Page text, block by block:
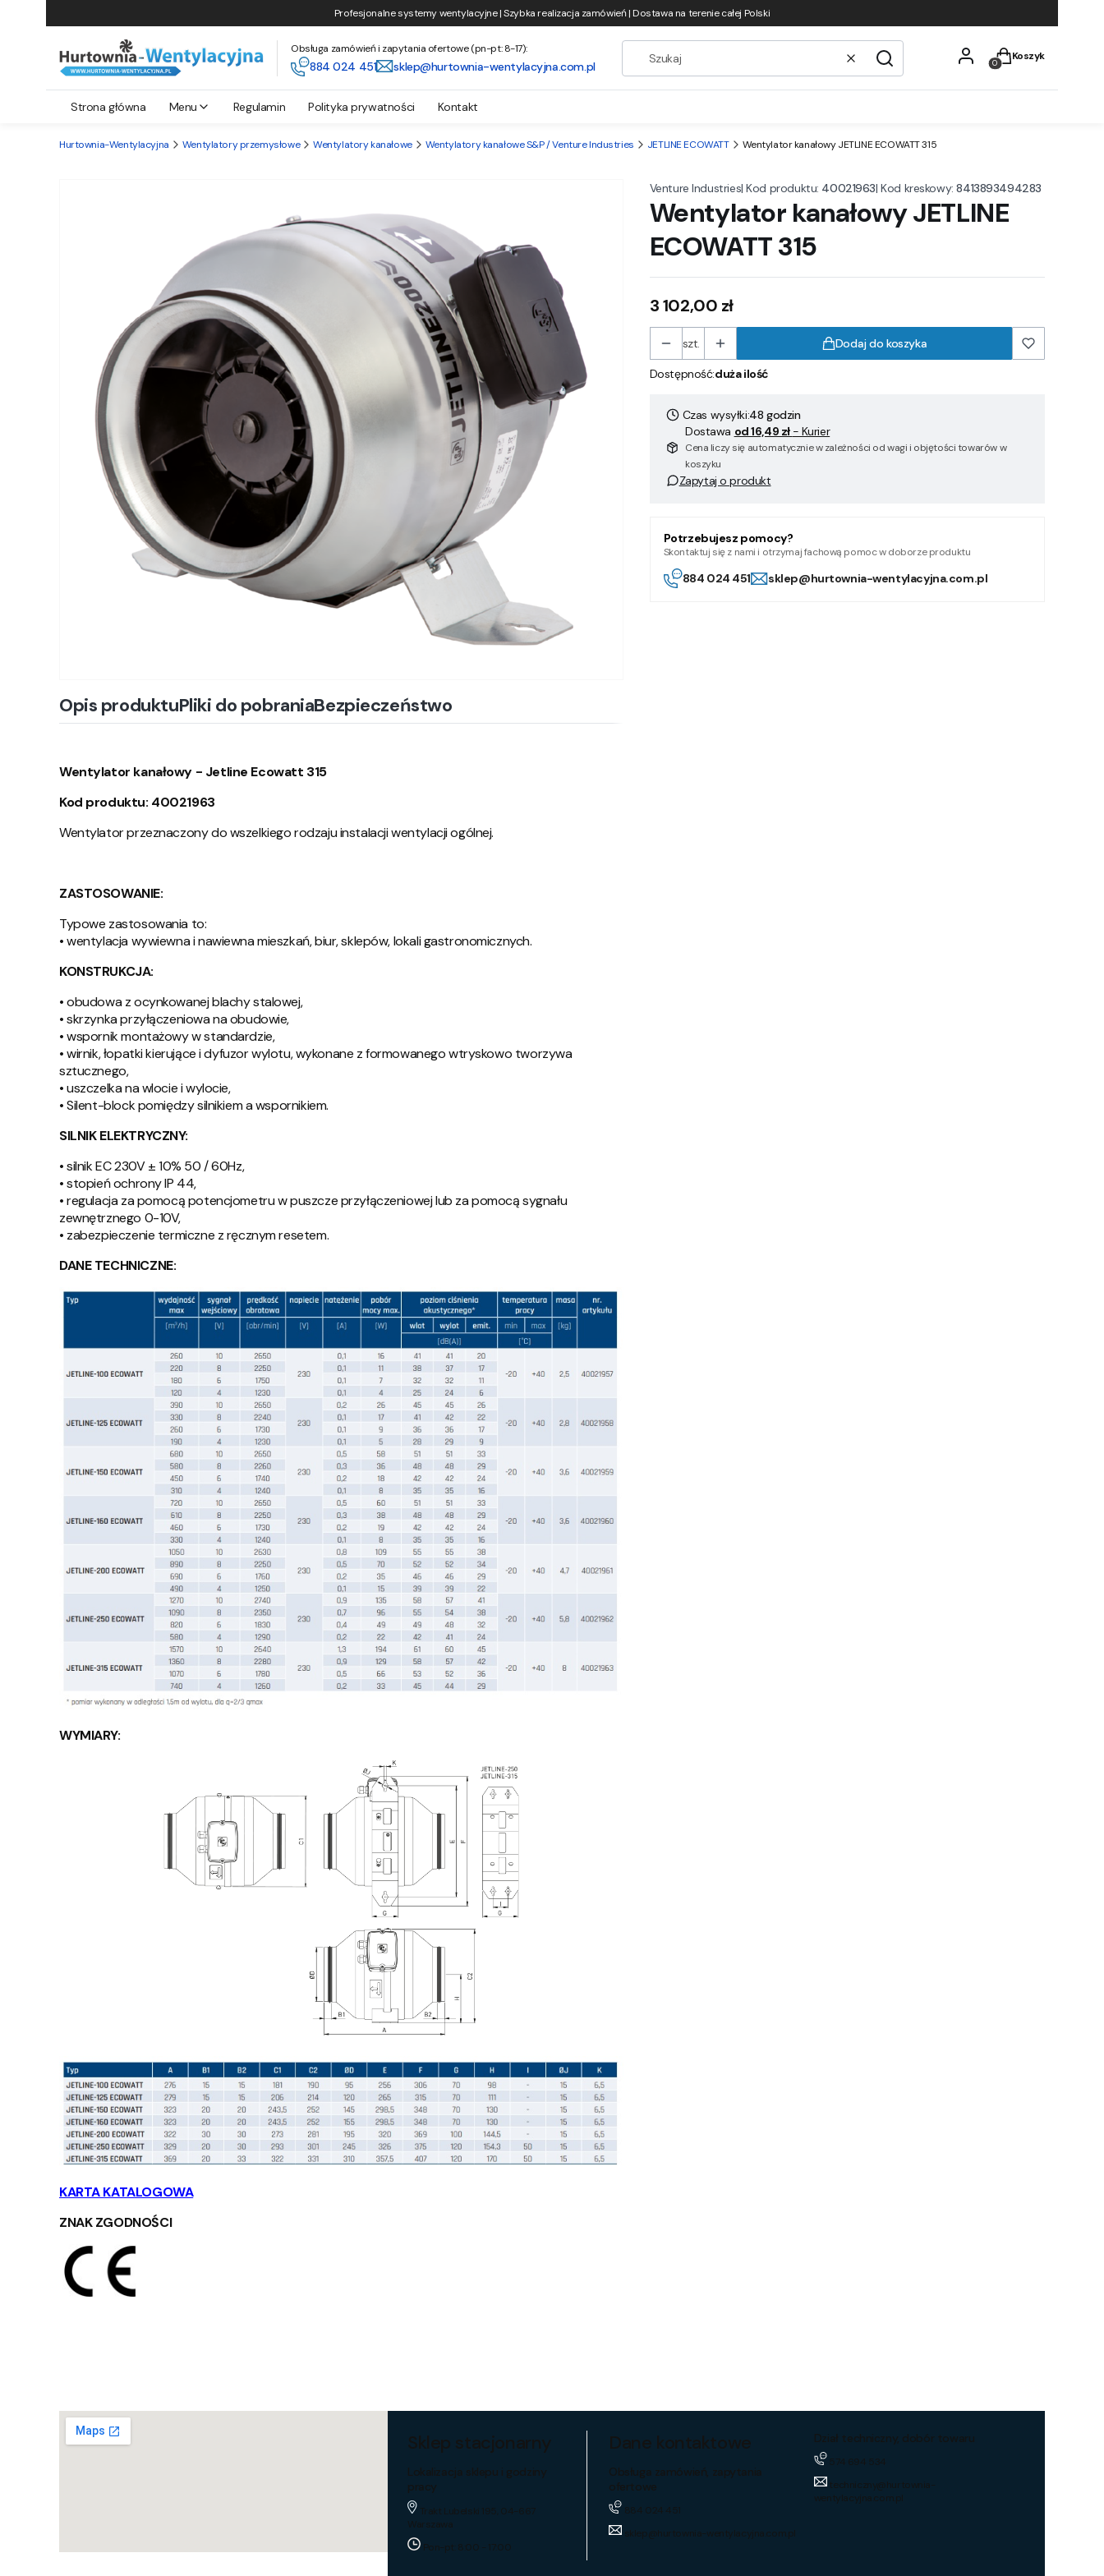
Profesjonalne systemy wentylacyjne | Szybka realizacja zamówień | Dostawa na terenie całej Polski
Obsługa zamówień i zapytania ofertowe (pn-pt: 8-17):
884 024 451 sklep@hurtownia-wentylacyjna.com.pl WyczyśćSzukaj
Produkty w
Koszyk
Strona główna Menu Regulamin Polityka prywatności Kontakt
Hurtownia-Wentylacyjna Wentylatory przemysłowe Wentylatory kanałowe Wentylatory kanałowe S&P / Venture Industries JETLINE ECOWATT Wentylator kanałowy JETLINE ECOWATT 315
Opis produktuPliki do pobraniaBezpieczeństwo
Wentylator kanałowy - Jetline Ecowatt 315
Kod produktu: 40021963
Wentylator przeznaczony do wszelkiego rodzaju instalacji wentylacji ogólnej.
ZASTOSOWANIE:
Typowe zastosowania to:
• wentylacja wywiewna i nawiewna mieszkań, biur, sklepów, lokali gastronomicznych.
KONSTRUKCJA:
• obudowa z ocynkowanej blachy stalowej,
• skrzynka przyłączeniowa na obudowie,
• wspornik montażowy w standardzie,
• wirnik, łopatki kierujące i dyfuzor wylotu, wykonane z formowanego wtryskowo tworzywa
sztucznego,
• uszczelka na wlocie i wylocie,
• Silent-block pomiędzy silnikiem a wspornikiem.
SILNIK ELEKTRYCZNY:
• silnik EC 230V ± 10% 50 / 60Hz,
• stopień ochrony IP 44,
• regulacja za pomocą potencjometru w puszcze przyłączeniowej lub za pomocą sygnału
zewnętrznego 0-10V,
• zabezpieczenie termiczne z ręcznym resetem.
DANE TECHNICZNE:
WYMIARY:
KARTA KATALOGOWA
ZNAK ZGODNOŚCI
Venture Industries|Kod produktu: 40021963|Kod kreskowy:8413893494283
Wentylator kanałowy JETLINE
ECOWATT 315
Cena
3 102,00 zł
szt. Dodaj do koszyka
Dostępność:duża ilość
Czas wysyłki:48 godzin
Dostawa od 16,49 zł - Kurier
Cena liczy się automatycznie w zależności od wagi i objętości towarów w
koszyku
Zapytaj o produkt
Potrzebujesz pomocy?
Skontaktuj się z nami i otrzymaj fachową pomoc w doborze produktu
884 024 451 sklep@hurtownia-wentylacyjna.com.pl
Sklep stacjonarny
Lokalizacja sklepu i godziny
pracy
Trakt Lubelski 195, 04-667
Warszawa
Pon-pt: 8:00 - 17:00
Dane kontaktowe
Obsługa zamówień, zapytania
ofertowe
884 024 451
sklep@hurtownia-wentylacyjna.com.pl
Dział techniczny, dobór towaru
574 694 534
techniczny@hurtownia-
wentylacyjna.com.pl